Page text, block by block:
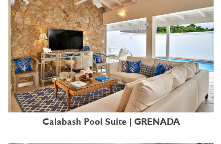
Calabash Pool Suite | GRENADA